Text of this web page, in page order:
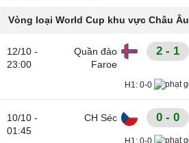
Vòng loại World Cup khu vực Châu Âu
12/10 -
23:00
Quần đảo
Faroe
2 - 1
H1: 0-0
10/10 -
01:45
CH Séc 0 - 0
H1: 0-0